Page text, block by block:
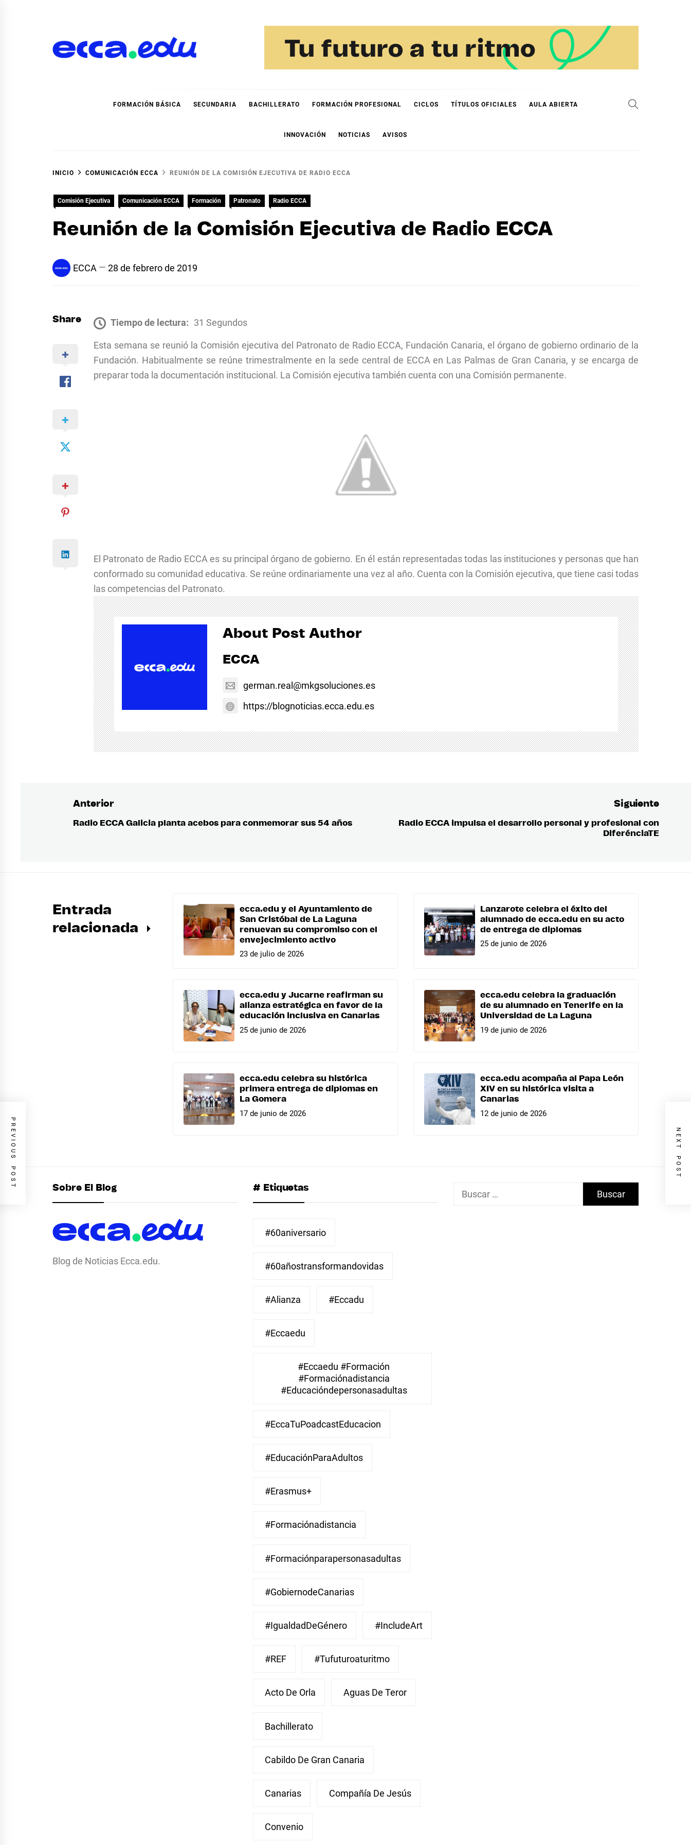
FORMACIÓN BÁSICA SECUNDARIA BACHILLERATO FORMACIÓN PROFESIONAL CICLOS TÍTULOS OFICIALES AULA ABIERTA
INNOVACIÓN NOTICIAS AVISOS
INICIO COMUNICACIÓN ECCA REUNIÓN DE LA COMISIÓN EJECUTIVA DE RADIO ECCA
Comisión Ejecutiva Comunicación ECCA Formación Patronato Radio ECCA
Reunión de la Comisión Ejecutiva de Radio ECCA
ECCA 28 de febrero de 2019
Share Tiempo de lectura: 31 Segundos
Esta semana se reunió la Comisión ejecutiva del Patronato de Radio ECCA, Fundación Canaria, el órgano de gobierno ordinario de la
Fundación. Habitualmente se reúne trimestralmente en la sede central de ECCA en Las Palmas de Gran Canaria, y se encarga de
preparar toda la documentación institucional. La Comisión ejecutiva también cuenta con una Comisión permanente.
El Patronato de Radio ECCA es su principal órgano de gobierno. En él están representadas todas las instituciones y personas que han
conformado su comunidad educativa. Se reúne ordinariamente una vez al año. Cuenta con la Comisión ejecutiva, que tiene casi todas
las competencias del Patronato.
About Post Author
ECCA
german.real@mkgsoluciones.es
https://blognoticias.ecca.edu.es
Navegación
de
Anterior
Entrada
Radio ECCA Galicia planta acebos para conmemorar sus 54 años
Siguiente
Entrada
Radio ECCA impulsa el desarrollo personal y profesional con
DiferénciaTE
PREVIOUS POST NEXT POST
Entrada
relacionada
ecca.edu y el Ayuntamiento de
San Cristóbal de La Laguna
renuevan su compromiso con el
envejecimiento activo
23 de julio de 2026
Lanzarote celebra el éxito del
alumnado de ecca.edu en su acto
de entrega de diplomas
25 de junio de 2026
ecca.edu y Jucarne reafirman su
alianza estratégica en favor de la
educación inclusiva en Canarias
25 de junio de 2026
ecca.edu celebra la graduación
de su alumnado en Tenerife en la
Universidad de La Laguna
19 de junio de 2026
ecca.edu celebra su histórica
primera entrega de diplomas en
La Gomera
17 de junio de 2026
ecca.edu acompaña al Papa León
XIV en su histórica visita a
Canarias
12 de junio de 2026
Sobre El Blog
Blog de Noticias Ecca.edu.
# Etiquetas
#60aniversario
#60añostransformandovidas
#Alianza #eccadu
#eccaedu
#eccaedu #formación
#formaciónadistancia
#educacióndepersonasadultas
#EccaTuPoadcastEducacion
#EducaciónParaAdultos
#Erasmus+
#Formaciónadistancia
#Formaciónparapersonasadultas
#GobiernodeCanarias
#IgualdadDeGénero #IncludeArt
#REF #Tufuturoaturitmo
Acto De Orla Aguas De Teror
Bachillerato
Cabildo De Gran Canaria
Canarias Compañía De Jesús
Convenio
Buscar: